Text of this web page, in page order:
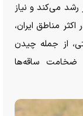
رشد می‌کند و نیاز
مناطق ایران،
از جمله چیدن
ضخامت ساقه‌ها